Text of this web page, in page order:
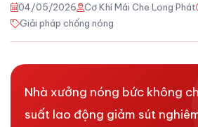
04/05/2026 Cơ Khí Mái Che Long Phát
Giải pháp chống nóng
Nhà xưởng nóng bức không
suất lao động giảm sút